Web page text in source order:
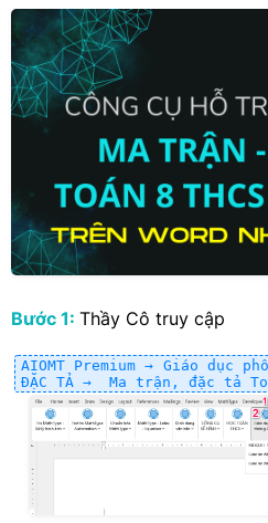
Bước 1: Thầy Cô truy cập
AIOMT Premium → Giáo dục
ĐẶC TẢ → Ma trận, đặc tả